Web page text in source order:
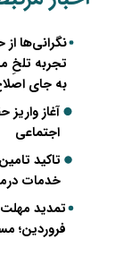
نگرانی‌ها
تجربه تلخِ
به جای
آغاز
اجتماعی
تاکید
خدمات
فروردین؛